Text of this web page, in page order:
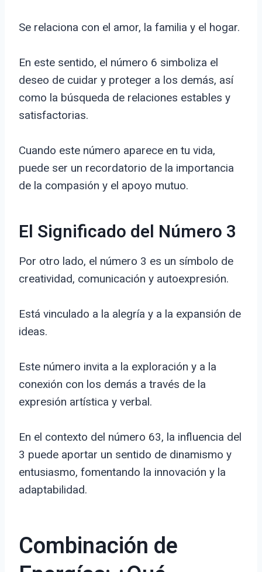
Se relaciona con el amor, la familia y el hogar.
En este sentido, el número 6 simboliza el
deseo de cuidar y proteger a los demás, así
como la búsqueda de relaciones estables y
satisfactorias.
Cuando este número aparece en tu vida,
puede ser un recordatorio de la importancia
de la compasión y el apoyo mutuo.
El Significado del Número 3
Por otro lado, el número 3 es un símbolo de
creatividad, comunicación y autoexpresión.
Está vinculado a la alegría y a la expansión de
ideas.
Este número invita a la exploración y a la
conexión con los demás a través de la
expresión artística y verbal.
En el contexto del número 63, la influencia del
3 puede aportar un sentido de dinamismo y
entusiasmo, fomentando la innovación y la
adaptabilidad.
Combinación de